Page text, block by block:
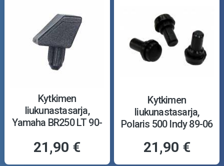
Kytkimen
liukunastasarja,
Yamaha BR250 LT 90-
21,90 €
Kytkimen
liukunastasarja,
Polaris 500 Indy 89-06
21,90 €